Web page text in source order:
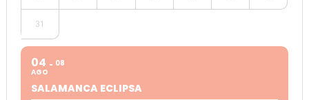
31
04
AGO
08
SALAMANCA ECLIPSA